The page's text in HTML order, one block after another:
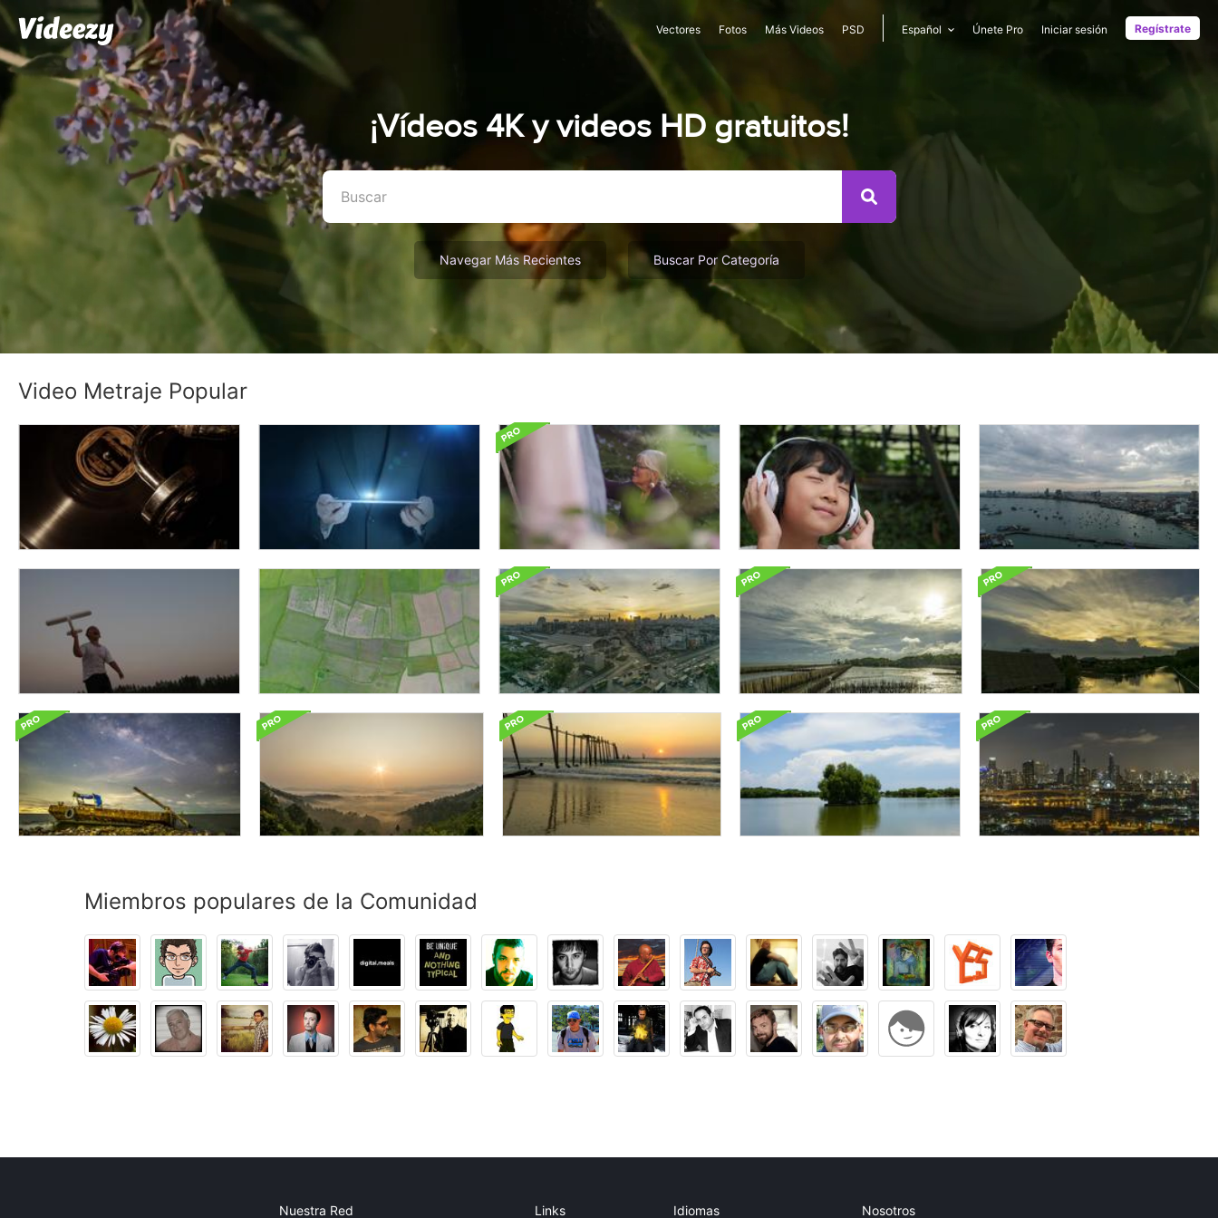
Vectores Fotos Más Videos PSD Español Únete Pro Iniciar sesión Regístrate
¡Vídeos 4K y videos HD gratuitos!
Navegar Más Recientes Buscar Por Categoría
Video Metraje Popular
Miembros populares de la Comunidad
Nuestra Red Links Idiomas Nosotros